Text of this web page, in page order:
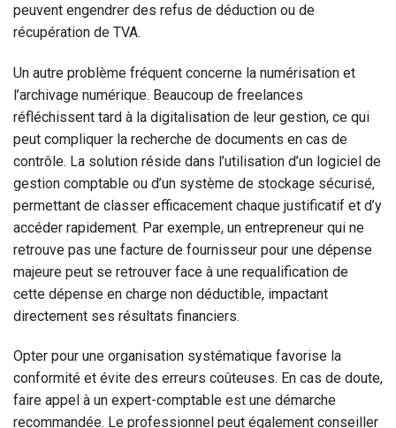
peuvent engendrer des refus de déduction ou de
récupération de TVA.
Un autre problème fréquent concerne la numérisation et
l’archivage numérique. Beaucoup de freelances
réfléchissent tard à la digitalisation de leur gestion, ce qui
peut compliquer la recherche de documents en cas de
contrôle. La solution réside dans l’utilisation d’un logiciel de
gestion comptable ou d’un système de stockage sécurisé,
permettant de classer efficacement chaque justificatif et d’y
accéder rapidement. Par exemple, un entrepreneur qui ne
retrouve pas une facture de fournisseur pour une dépense
majeure peut se retrouver face à une requalification de
cette dépense en charge non déductible, impactant
directement ses résultats financiers.
Opter pour une organisation systématique favorise la
conformité et évite des erreurs coûteuses. En cas de doute,
faire appel à un expert-comptable est une démarche
recommandée. Le professionnel peut également conseiller